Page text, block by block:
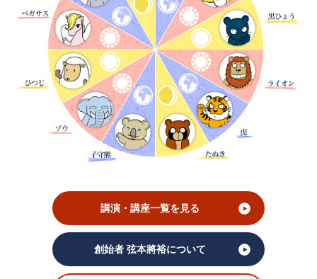
講演・講座一覧を見る
創始者 弦本將裕について